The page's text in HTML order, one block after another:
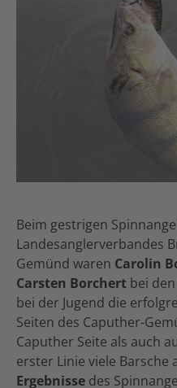
Beim gestrigen
Landesanglerverbandes
Gemünd waren Carolin
Carsten Borchert bei
bei der Jugend die
Seiten des Caputher-
Caputher Seite als auch
erster Linie viele Barsche
Ergebnisse des